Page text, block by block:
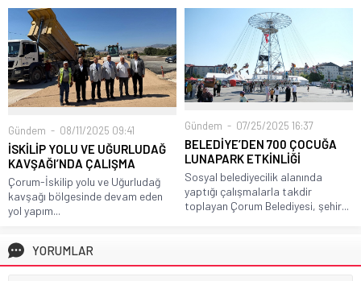
Gündem 08/11/2025 09:41
İSKİLİP YOLU VE UĞURLUDAĞ
KAVŞAĞI’NDA ÇALIŞMA
Çorum-İskilip yolu ve Uğurludağ
kavşağı bölgesinde devam eden
yol yapım...
Gündem 07/25/2025 16:37
BELEDİYE’DEN 700 ÇOCUĞA
LUNAPARK ETKİNLİĞİ
Sosyal belediyecilik alanında
yaptığı çalışmalarla takdir
toplayan Çorum Belediyesi, şehir...
YORUMLAR